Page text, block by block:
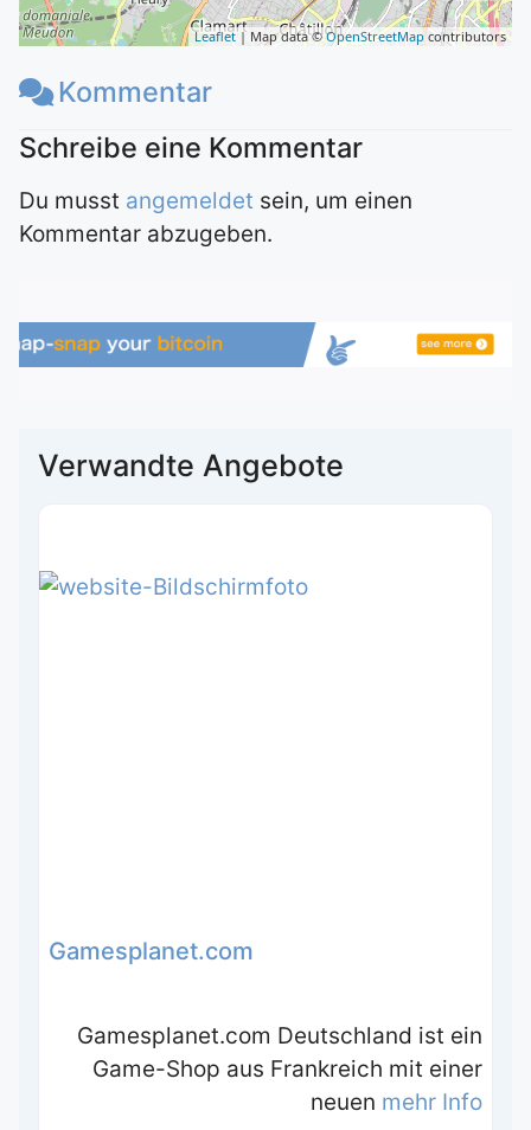
Leaflet| Map data ©OpenStreetMapcontributors
Kommentar
Du musst angemeldet sein, um einen
Kommentar abzugeben.
Verwandte Angebote
Gamesplanet.com
Gamesplanet.com Deutschland ist ein
Game-Shop aus Frankreich mit einer
neuen mehr Info